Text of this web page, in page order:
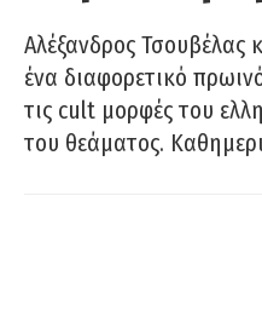
Αλέξανδρος Τσουβέλας
ένα διαφορετικό
τις cult μορφές του
του θεάματος.